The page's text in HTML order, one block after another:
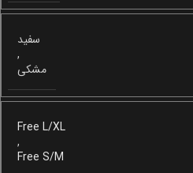
سفید
,
مشکی
Free L/XL
,
Free S/M